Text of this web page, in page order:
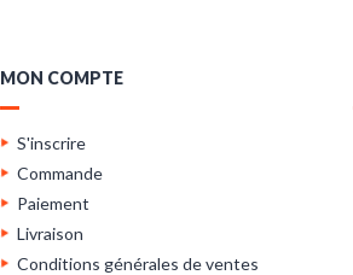
MON COMPTE
S'inscrire
Commande
Paiement
Livraison
Conditions générales de ventes